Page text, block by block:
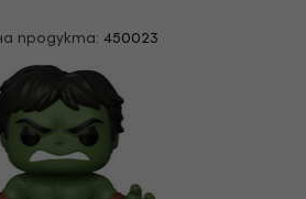
продукта: 450023